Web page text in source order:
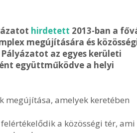
hirdetett 2013-ban a
megújítására és
az egyes kerületi
együttműködve a helyi
megújítása, amelyek keretében
a közösségi tér, ami